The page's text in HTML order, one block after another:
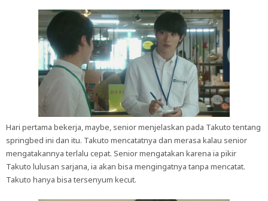
Hari pertama bekerja, maybe, senior menjelaskan pada Takuto tentang
springbed ini dan itu. Takuto mencatatnya dan merasa kalau senior
mengatakannya terlalu cepat. Senior mengatakan karena ia pikir
Takuto lulusan sarjana, ia akan bisa mengingatnya tanpa mencatat.
Takuto hanya bisa tersenyum kecut.